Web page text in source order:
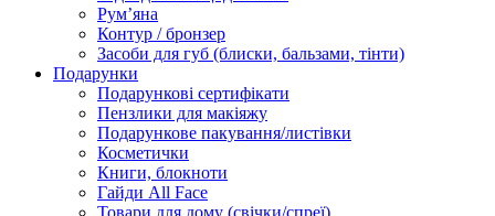
Румʼяна
Контур / бронзер
Засоби для губ (блиски, бальзами, тінти)
Подарунки
Подарункові сертифікати
Пензлики для макіяжу
Подарункове пакування/листівки
Косметички
Книги, блокноти
Гайди All Face
Товари для дому (свічки/спреї)